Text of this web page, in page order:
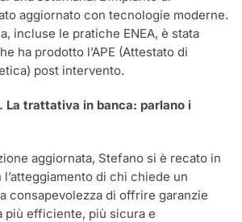
aggiornato con tecnologie moderne.
incluse le pratiche ENEA, è stata
ha prodotto l’APE (Attestato di
post intervento.
La trattativa in banca: parlano i
aggiornata, Stefano si è recato in
di chi chiede un
consapevolezza di offrire garanzie
più efficiente, più sicura e